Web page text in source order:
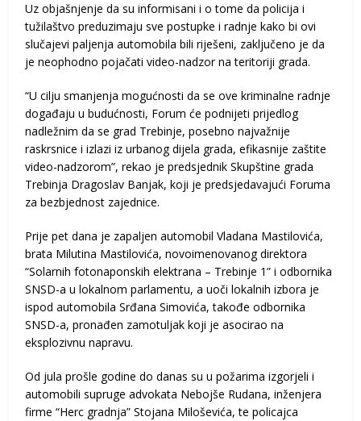
Uz objašnjenje da su informisani i o tome da policija i
tužilaštvo preduzimaju sve postupke i radnje kako bi ovi
slučajevi paljenja automobila bili riješeni, zaključeno je da
je neophodno pojačati video-nadzor na teritoriji grada.
“U cilju smanjenja mogućnosti da se ove kriminalne radnje
događaju u budućnosti, Forum će podnijeti prijedlog
nadležnim da se grad Trebinje, posebno najvažnije
raskrsnice i izlazi iz urbanog dijela grada, efikasnije zaštite
video-nadzorom”, rekao je predsjednik Skupštine grada
Trebinja Dragoslav Banjak, koji je predsjedavajući Foruma
za bezbjednost zajednice.
Prije pet dana je zapaljen automobil Vladana Mastilovića,
brata Milutina Mastilovića, novoimenovanog direktora
“Solarnih fotonaponskih elektrana – Trebinje 1” i odbornika
SNSD-a u lokalnom parlamentu, a uoči lokalnih izbora je
ispod automobila Srđana Simovića, takođe odbornika
SNSD-a, pronađen zamotuljak koji je asocirao na
eksplozivnu napravu.
Od jula prošle godine do danas su u požarima izgorjeli i
automobili supruge advokata Nebojše Rudana, inženjera
firme “Herc gradnja” Stojana Miloševića, te policajca